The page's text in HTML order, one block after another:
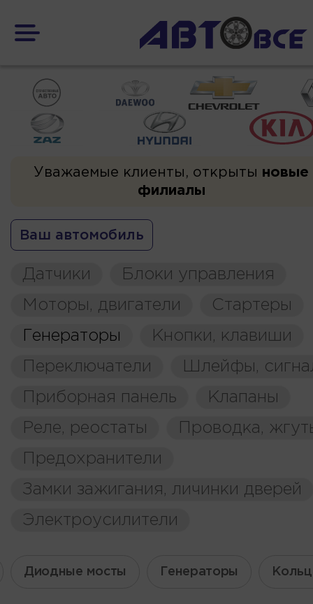
Уважаемые клиенты, открыты новые
филиалы
Ваш автомобиль
Датчики
Блоки управления
Моторы, двигатели
Стартеры
Генераторы
Кнопки, клавиши
Переключатели
Шлейфы,
Приборная панель
Клапаны
Реле, реостаты
Проводка,
Предохранители
Замки зажигания, личинки дверей
Электроусилители
Диодные мосты Генераторы